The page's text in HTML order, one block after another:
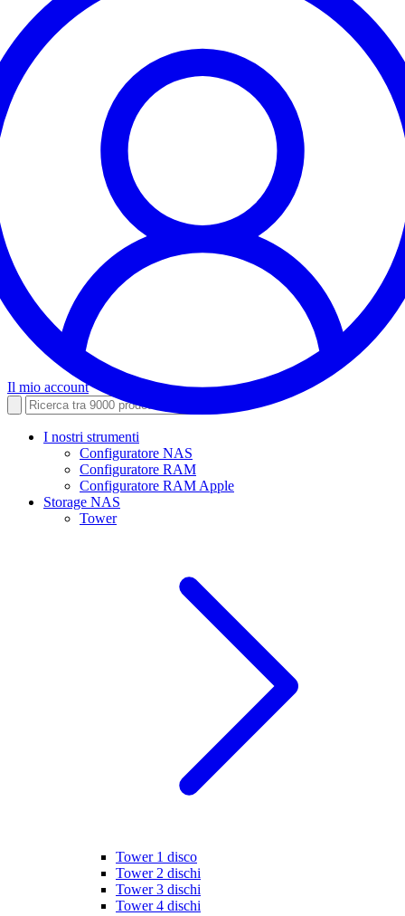
Il mio account
I nostri strumenti
Configuratore NAS
Configuratore RAM
Configuratore RAM Apple
Storage NAS
Tower
Tower 1 disco
Tower 2 dischi
Tower 3 dischi
Tower 4 dischi